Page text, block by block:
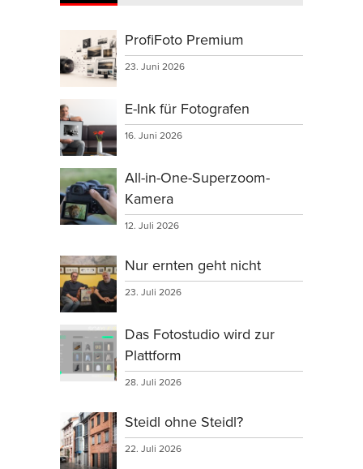
ProfiFoto Premium
23. Juni 2026
E-Ink für Fotografen
16. Juni 2026
All-in-One-Superzoom-
Kamera
12. Juli 2026
Nur ernten geht nicht
23. Juli 2026
Das Fotostudio wird zur
Plattform
28. Juli 2026
Steidl ohne Steidl?
22. Juli 2026